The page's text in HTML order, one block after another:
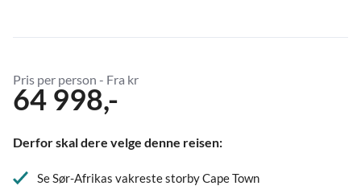
Pris per person - Fra kr
64 998,-
Derfor skal dere velge denne reisen:
Se Sør-Afrikas vakreste storby Cape Town